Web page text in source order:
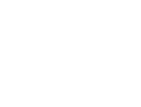
需要定期检查和清